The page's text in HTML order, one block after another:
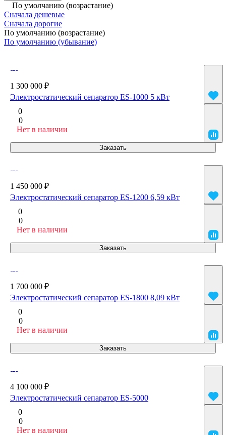
По умолчанию (возрастание)
Сначала дешевые
Сначала дорогие
По умолчанию (возрастание)
По умолчанию (убывание)
1 300 000 ₽
Электростатический сепаратор ES-1000 5 кВт
0
0
Нет в наличии
Заказать
1 450 000 ₽
Электростатический сепаратор ES-1200 6,59 кВт
0
0
Нет в наличии
Заказать
1 700 000 ₽
Электростатический сепаратор ES-1800 8,09 кВт
0
0
Нет в наличии
Заказать
4 100 000 ₽
Электростатический сепаратор ES-5000
0
0
Нет в наличии